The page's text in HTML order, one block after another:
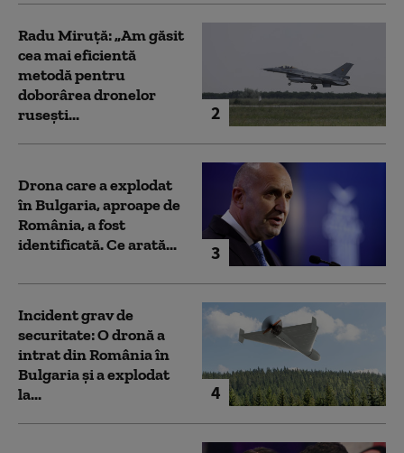
2
Radu Miruță: „Am găsit
cea mai eficientă
metodă pentru
doborârea dronelor
rusești...
3
Drona care a explodat
în Bulgaria, aproape de
România, a fost
identificată. Ce arată...
4
Incident grav de
securitate: O dronă a
intrat din România în
Bulgaria şi a explodat
la...